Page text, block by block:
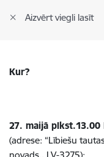
Aizvērt viegli lasīt
Kur?
27. maijā plkst.13.00
(adrese: “Lībiešu